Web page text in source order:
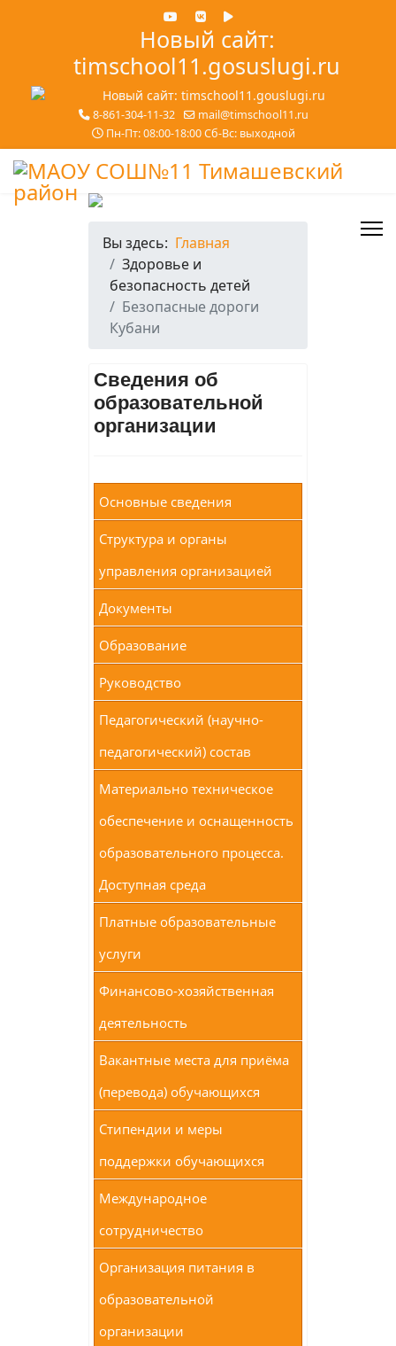
Новый сайт:
timschool11.gosuslugi.ru
8-861-304-11-32
mail@timschool11.ru
Пн-Пт: 08:00-18:00 Сб-Вс: выходной
Вы здесь: Главная
Здоровье и
безопасность детей
Безопасные дороги
Кубани
Сведения об
образовательной
организации
Основные сведения
Структура и органы
управления организацией
Документы
Образование
Руководство
Педагогический (научно-
педагогический) состав
Материально техническое
обеспечение и оснащенность
образовательного процесса.
Доступная среда
Платные образовательные
услуги
Финансово-хозяйственная
деятельность
Вакантные места для приёма
(перевода) обучающихся
Стипендии и меры
поддержки обучающихся
Международное
сотрудничество
Организация питания в
образовательной
организации